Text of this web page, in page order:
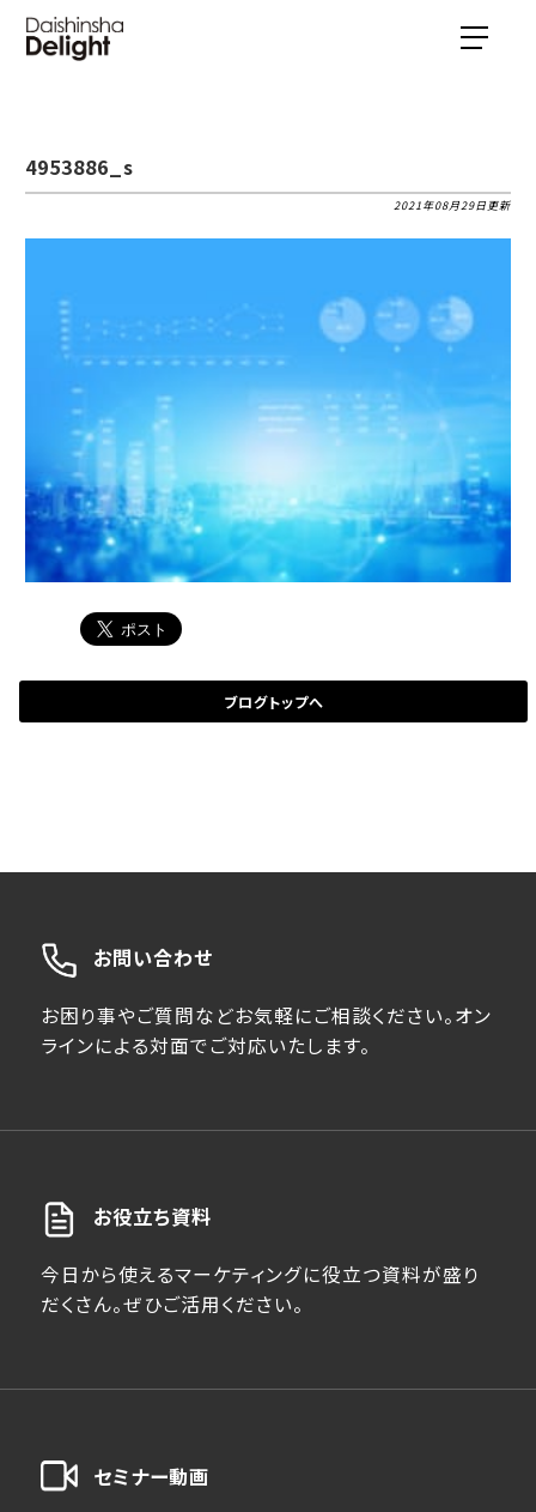
4953886_s
2021年08月29日更新
ブログトップへ
お問い合わせ
お困り事やご質問などお気軽にご相談ください。オン
ラインによる対面でご対応いたします。
お役立ち資料
今日から使えるマーケティングに役立つ資料が盛り
だくさん。ぜひご活用ください。
セミナー動画